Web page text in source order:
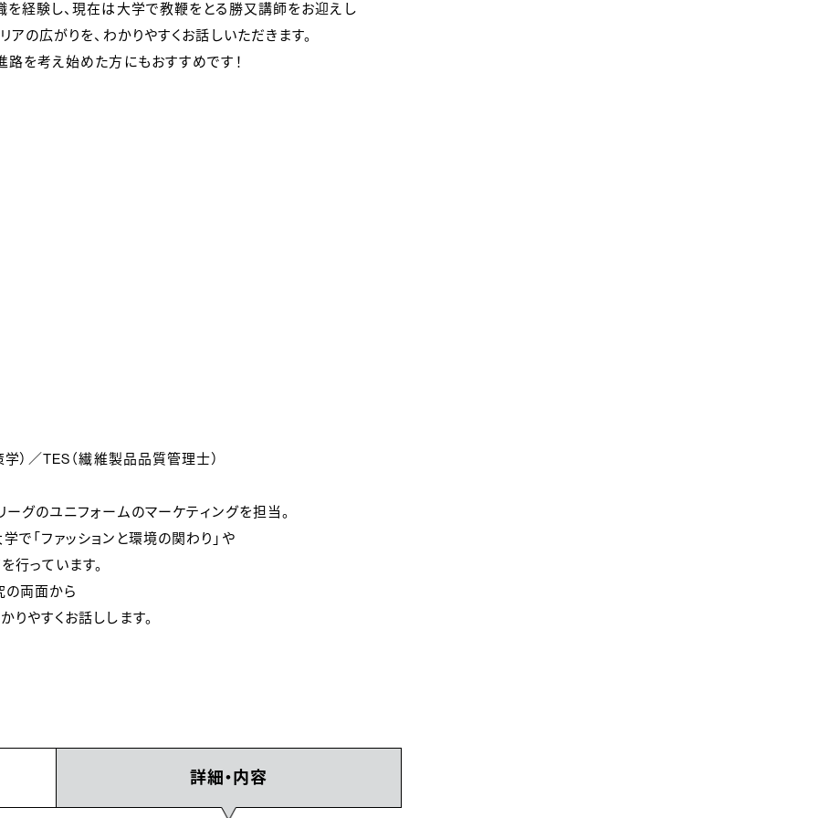
を経験し、現在は大学で教鞭をとる勝又講師をお迎えし
の広がりを、わかりやすくお話しいただきます。
路を考え始めた方にもおすすめです！
）／TES（繊維製品品質管理士）
グのユニフォームのマーケティングを担当。
「ファッションと環境の関わり」や
行っています。
の両面から
やすくお話しします。
詳細・内容